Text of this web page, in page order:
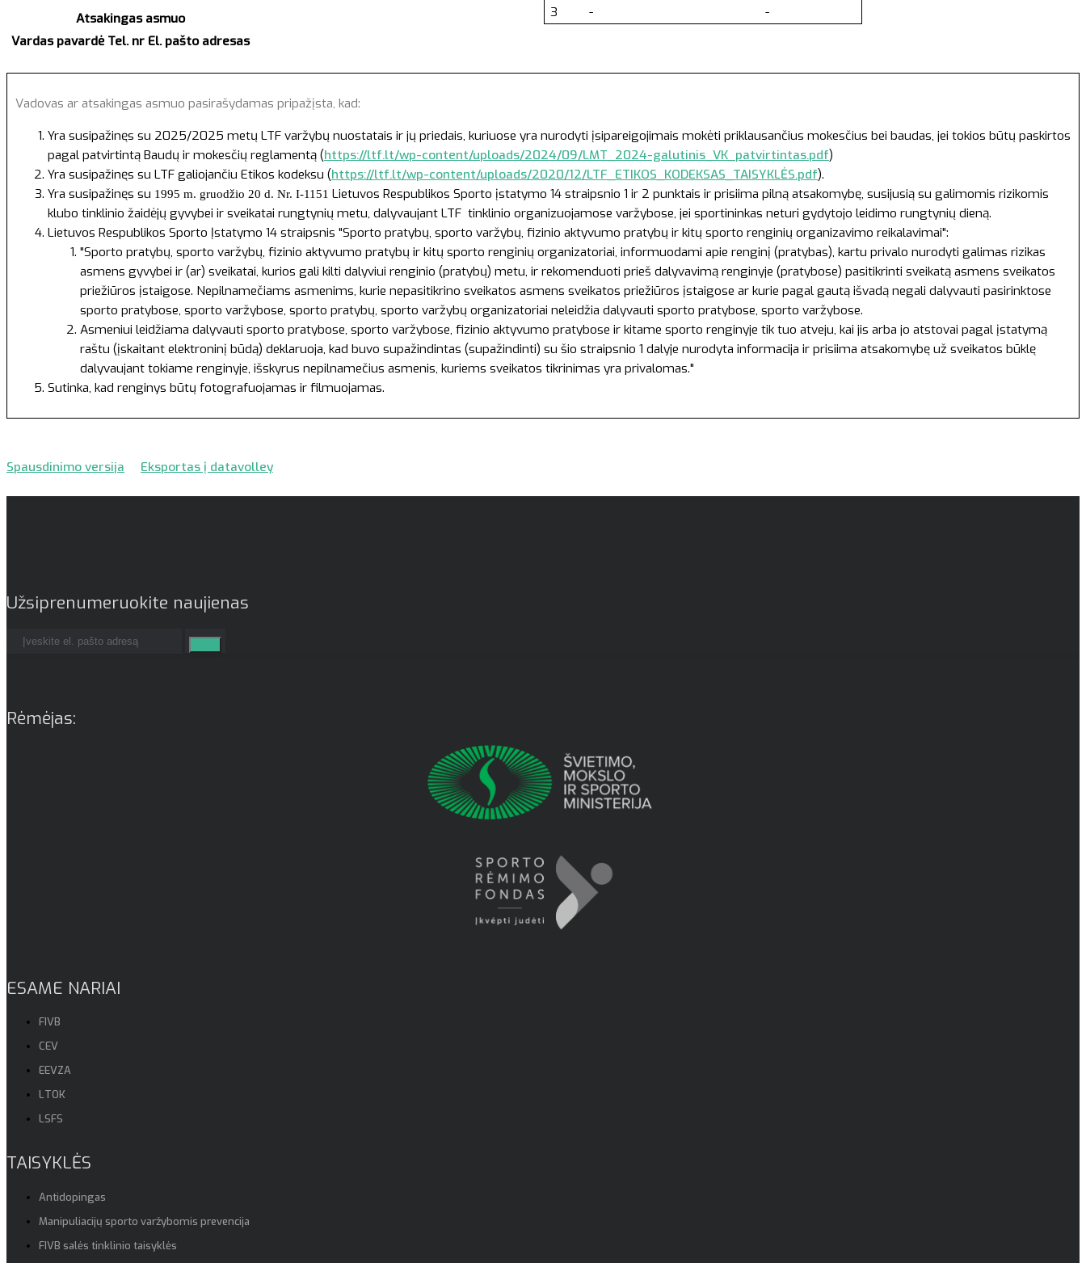
Atsakingas asmuo
Vardas pavardė Tel. nr El. pašto adresas
3
- -
Vadovas ar atsakingas asmuo pasirašydamas pripažįsta, kad:
Yra susipažinęs su 2025/2025 metų LTF varžybų nuostatais ir jų priedais, kuriuose yra nurodyti įsipareigojimais mokėti priklausančius mokesčius bei baudas, jei tokios būtų paskirtos
pagal patvirtintą Baudų ir mokesčių reglamentą (https://ltf.lt/wp-content/uploads/2024/09/LMT_2024-galutinis_VK_patvirtintas.pdf)
Yra susipažinęs su LTF galiojančiu Etikos kodeksu (https://ltf.lt/wp-content/uploads/2020/12/LTF_ETIKOS_KODEKSAS_TAISYKLĖS.pdf).
Yra susipažinęs su 1995 m. gruodžio 20 d. Nr. I-1151 Lietuvos Respublikos Sporto įstatymo 14 straipsnio 1 ir 2 punktais ir prisiima pilną atsakomybę, susijusią su galimomis rizikomis
klubo tinklinio žaidėjų gyvybei ir sveikatai rungtynių metu, dalyvaujant LTF tinklinio organizuojamose varžybose, jei sportininkas neturi gydytojo leidimo rungtynių dieną.
Lietuvos Respublikos Sporto Įstatymo 14 straipsnis "Sporto pratybų, sporto varžybų, fizinio aktyvumo pratybų ir kitų sporto renginių organizavimo reikalavimai":
"Sporto pratybų, sporto varžybų, fizinio aktyvumo pratybų ir kitų sporto renginių organizatoriai, informuodami apie renginį (pratybas), kartu privalo nurodyti galimas rizikas
asmens gyvybei ir (ar) sveikatai, kurios gali kilti dalyviui renginio (pratybų) metu, ir rekomenduoti prieš dalyvavimą renginyje (pratybose) pasitikrinti sveikatą asmens sveikatos
priežiūros įstaigose. Nepilnamečiams asmenims, kurie nepasitikrino sveikatos asmens sveikatos priežiūros įstaigose ar kurie pagal gautą išvadą negali dalyvauti pasirinktose
sporto pratybose, sporto varžybose, sporto pratybų, sporto varžybų organizatoriai neleidžia dalyvauti sporto pratybose, sporto varžybose.
Asmeniui leidžiama dalyvauti sporto pratybose, sporto varžybose, fizinio aktyvumo pratybose ir kitame sporto renginyje tik tuo atveju, kai jis arba jo atstovai pagal įstatymą
raštu (įskaitant elektroninį būdą) deklaruoja, kad buvo supažindintas (supažindinti) su šio straipsnio 1 dalyje nurodyta informacija ir prisiima atsakomybę už sveikatos būklę
dalyvaujant tokiame renginyje, išskyrus nepilnamečius asmenis, kuriems sveikatos tikrinimas yra privalomas."
Sutinka, kad renginys būtų fotografuojamas ir filmuojamas.
Spausdinimo versija Eksportas į datavolley
Užsiprenumeruokite naujienas
Rėmėjas:
ESAME NARIAI
FIVB
CEV
EEVZA
LTOK
LSFS
TAISYKLĖS
Antidopingas
Manipuliacijų sporto varžybomis prevencija
FIVB salės tinklinio taisyklės